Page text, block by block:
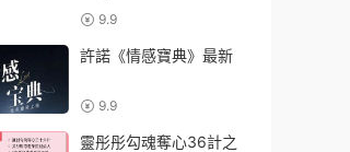
9.9
許諾《情感寶典》最新
9.9
靈彤彤勾魂奪心36計之